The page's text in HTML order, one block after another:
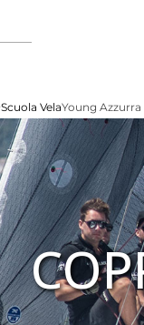
Scuola VelaYoung Azzurra